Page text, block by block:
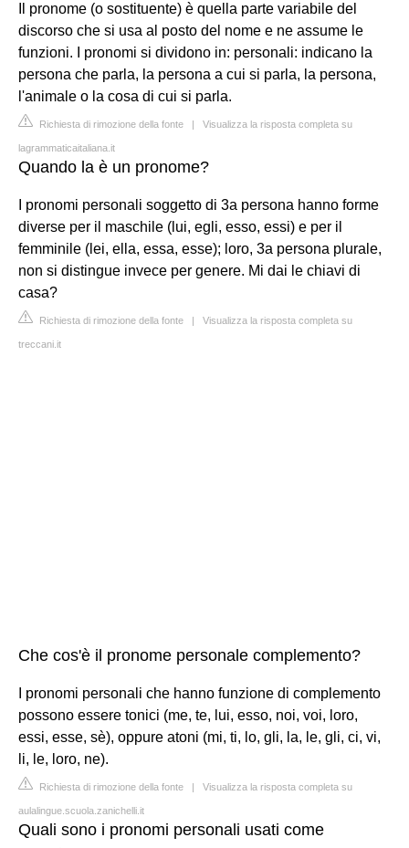
Il pronome (o sostituente) è quella parte variabile del
discorso che si usa al posto del nome e ne assume le
funzioni. I pronomi si dividono in: personali: indicano la
persona che parla, la persona a cui si parla, la persona,
l'animale o la cosa di cui si parla.
Richiesta di rimozione della fonte | Visualizza la risposta completa su
lagrammaticaitaliana.it
Quando la è un pronome?
I pronomi personali soggetto di 3a persona hanno forme
diverse per il maschile (lui, egli, esso, essi) e per il
femminile (lei, ella, essa, esse); loro, 3a persona plurale,
non si distingue invece per genere. Mi dai le chiavi di
casa?
Richiesta di rimozione della fonte | Visualizza la risposta completa su
treccani.it
Che cos'è il pronome personale complemento?
I pronomi personali che hanno funzione di complemento
possono essere tonici (me, te, lui, esso, noi, voi, loro,
essi, esse, sè), oppure atoni (mi, ti, lo, gli, la, le, gli, ci, vi,
li, le, loro, ne).
Richiesta di rimozione della fonte | Visualizza la risposta completa su
aulalingue.scuola.zanichelli.it
Quali sono i pronomi personali usati come